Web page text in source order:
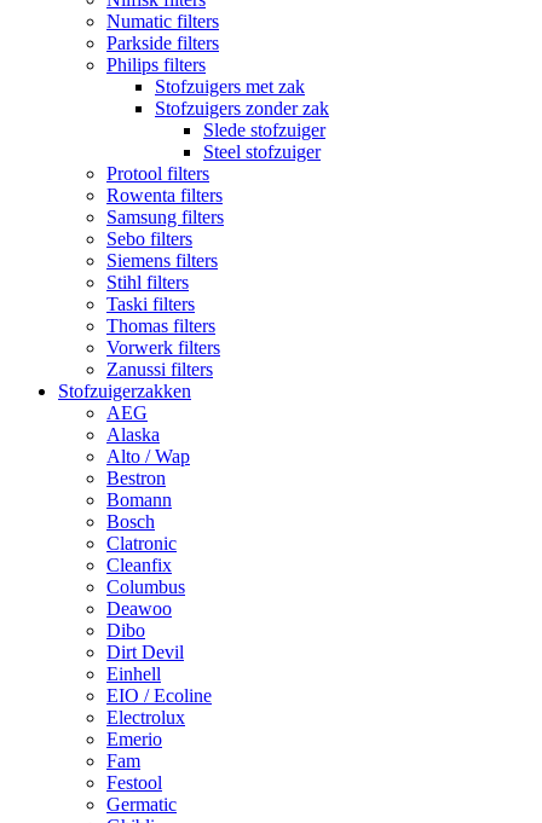
Numatic filters
Parkside filters
Philips filters
Stofzuigers met zak
Stofzuigers zonder zak
Slede stofzuiger
Steel stofzuiger
Protool filters
Rowenta filters
Samsung filters
Sebo filters
Siemens filters
Stihl filters
Taski filters
Thomas filters
Vorwerk filters
Zanussi filters
Stofzuigerzakken
AEG
Alaska
Alto / Wap
Bestron
Bomann
Bosch
Clatronic
Cleanfix
Columbus
Deawoo
Dibo
Dirt Devil
Einhell
EIO / Ecoline
Electrolux
Emerio
Fam
Festool
Germatic